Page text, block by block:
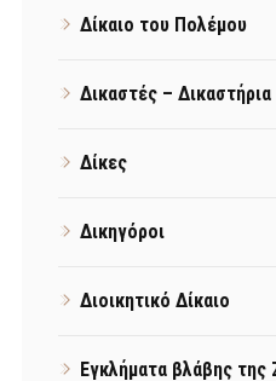
Δίκαιο του Πολέμου
Δικαστές – Δικαστήρια
Δίκες
Δικηγόροι
Διοικητικό Δίκαιο
Εγκλήματα βλάβης